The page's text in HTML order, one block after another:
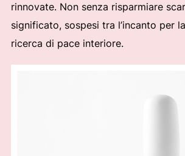
rinnovate. Non senza risparmiare
significato, sospesi tra l’incanto per
ricerca di pace interiore.